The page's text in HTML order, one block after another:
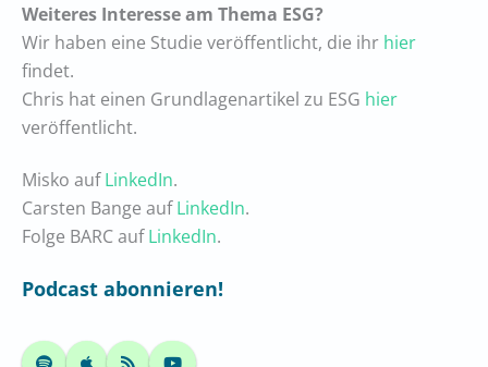
Weiteres Interesse am Thema ESG?
Wir haben eine Studie veröffentlicht, die ihr hier
findet.
Chris hat einen Grundlagenartikel zu ESG hier
veröffentlicht.
Misko aufLinkedIn.
Carsten Bange aufLinkedIn.
Folge BARC aufLinkedIn.
Podcast abonnieren!